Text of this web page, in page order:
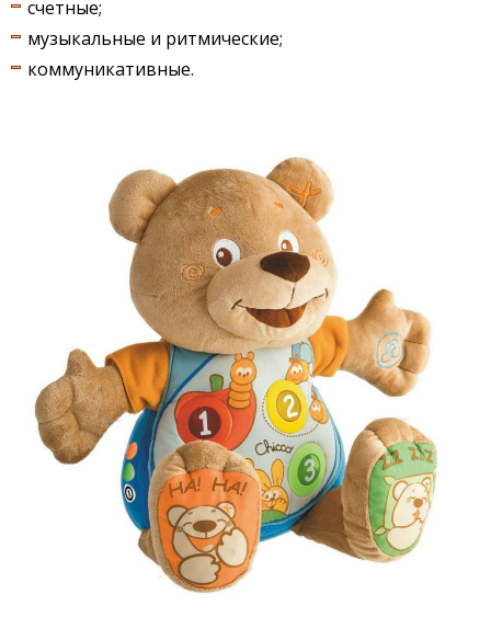
счетные;
музыкальные и ритмические;
коммуникативные.